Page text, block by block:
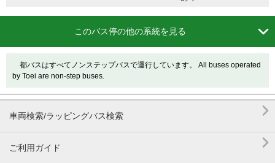
このバス停の他の系統を見る 
都バスはすべてノンステップバスで運行しています。 All buses operated
by Toei are non-step buses.
車両検索/ラッピングバス検索 
ご利用ガイド 